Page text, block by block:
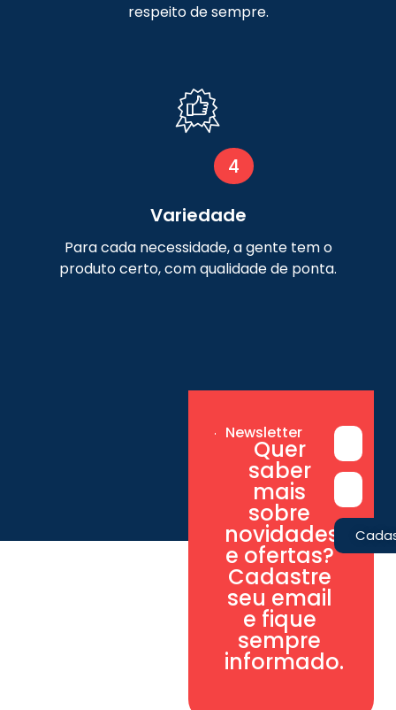
4
Variedade
Para cada necessidade, a gente tem o
produto certo, com qualidade de ponta.
Quer
saber
mais
sobre
novidades
e ofertas?
Cadastre
seu email
e fique
sempre
informado.